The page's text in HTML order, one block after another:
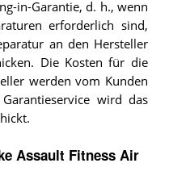
in-Garantie, d. h., wenn
erforderlich sind,
an den Hersteller
Die Kosten für die
werden vom Kunden
wird das
Assault Fitness Air